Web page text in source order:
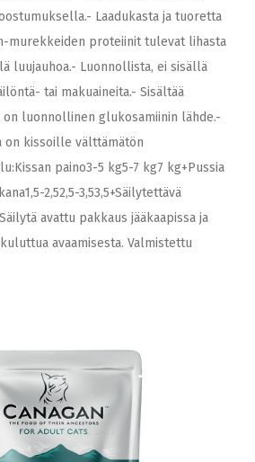
Laadukasta ja tuoretta
murekkeiden proteiinit tulevat lihasta
luujauhoa.- Luonnollista, ei sisällä
tai makuaineita.- Sisältää
on luonnollinen glukosamiinin lähde.-
on kissoille välttämätön
paino3-5 kg5-7 kg7 kg+Pussia
2,52,5-3,53,5+Säilytettävä
avattu pakkaus jääkaapissa ja
avaamisesta. Valmistettu